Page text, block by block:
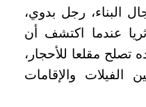
البناء، رجل بدوي،
عندما اكتشف أن
تصلح مقلعا للأحجار،
الفيلات والإقامات